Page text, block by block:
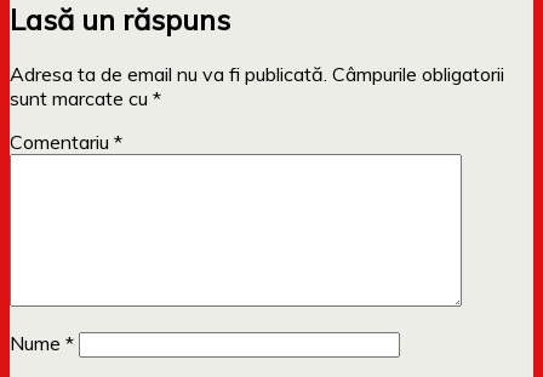
Lasă un răspuns
Adresa ta de email nu va fi publicată. Câmpurile obligatorii
sunt marcate cu *
Comentariu *
Nume *